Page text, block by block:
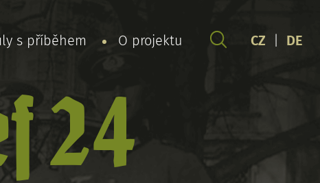
s příběhem O projektu CZ DE
24